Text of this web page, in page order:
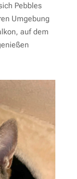
Pebbles
Umgebung
auf dem